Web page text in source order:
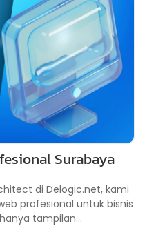
Surabaya
di Delogic.net, kami
profesional untuk bisnis
tampilan...